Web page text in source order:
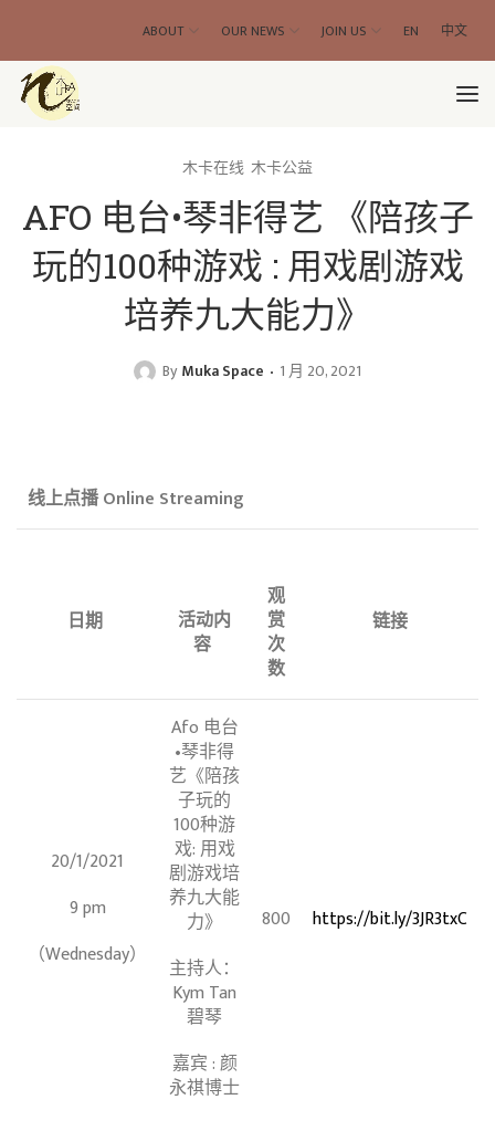
ABOUT OUR NEWS JOIN US EN 中文
木卡在线 木卡公益
AFO 电台•琴非得艺 《陪孩子
玩的100种游戏 : 用戏剧游戏
培养九大能力》
By Muka Space 1 月 20, 2021
线上点播 Online Streaming
日期
活动内
容
观
赏
次
数
链接
20/1/2021
9 pm
（Wednesday）
Afo 电台
•琴非得
艺《陪孩
子玩的
100种游
戏: 用戏
剧游戏培
养九大能
力》
主持人：
Kym Tan
碧琴
嘉宾 : 颜
永祺博士
800 https://bit.ly/3JR3txC